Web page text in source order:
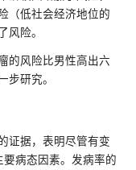
（低社会经济地位的
险。
的风险比男性高出六
研究。
证据，表明尽管有变
病态因素。发病率的